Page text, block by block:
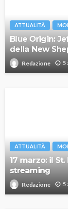
ATTUALITÀ
Blue Origin:
della New
Redazione 5
ATTUALITÀ
17 marzo: il
streaming
Redazione 5